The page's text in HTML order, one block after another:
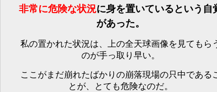
非常に危険な状況に身を置いているという自
があった。
私の置かれた状況は、上の全天球画像を見てもら
のが手っ取り早い。
ここがまだ崩れたばかりの崩落現場の只中である
とが、とても危険なのだ。